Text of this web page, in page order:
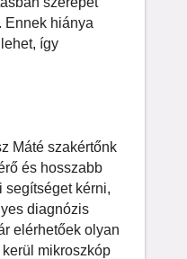
Ennek hiánya
így
Máté szakértőnk
és hosszabb
segítséget kérni,
diagnózis
elérhetőek olyan
mikroszkóp